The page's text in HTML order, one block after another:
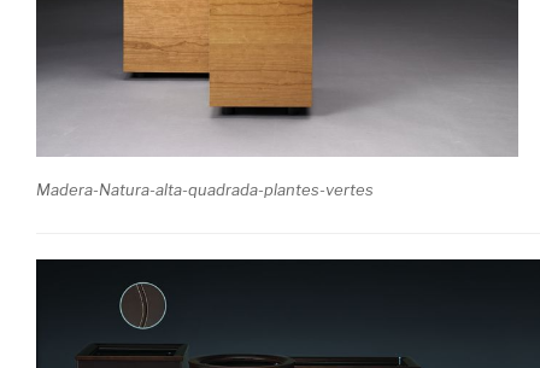
Madera-Natura-alta-quadrada-plantes-vertes